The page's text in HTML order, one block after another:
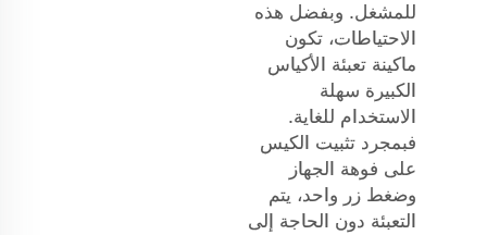
للمشغل. وبفضل هذه
الاحتياطات، تكون
ماكينة تعبئة الأكياس
الكبيرة سهلة
الاستخدام للغاية.
فبمجرد تثبيت الكيس
على فوهة الجهاز
وضغط زر واحد، يتم
التعبئة دون الحاجة إلى